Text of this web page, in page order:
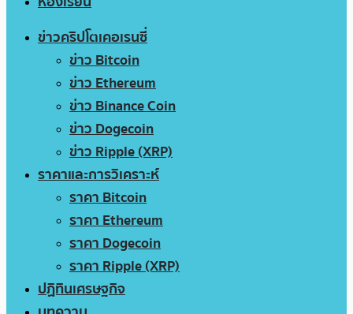
ข่าวคริปโตเคอเรนซี่
ข่าว Bitcoin
ข่าว Ethereum
ข่าว Binance Coin
ข่าว Dogecoin
ข่าว Ripple (XRP)
ราคาและการวิเคราะห์
ราคา Bitcoin
ราคา Ethereum
ราคา Dogecoin
ราคา Ripple (XRP)
ปฏิทินเศรษฐกิจ